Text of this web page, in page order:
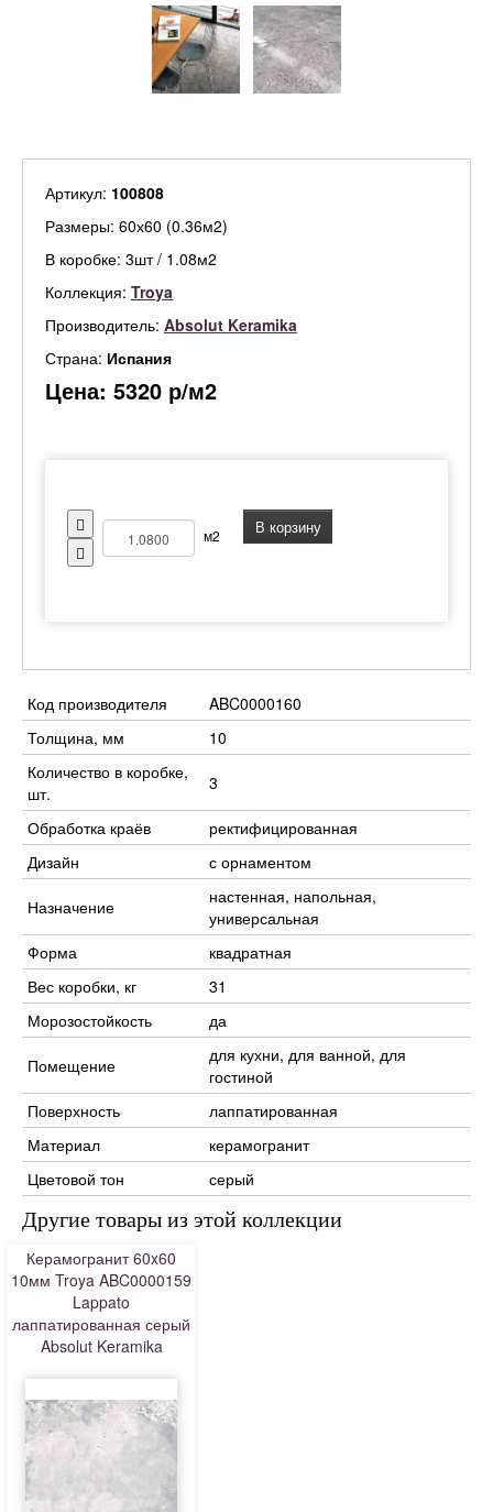
Артикул: 100808
Размеры: 60х60 (0.36м2)
В коробке: 3шт / 1.08м2
Коллекция: Troya
Производитель: Absolut Keramika
Страна: Испания
Цена: 5320 р/м2
м2 В корзину
Код производителя
ABC0000160
Толщина, мм
10
Количество в коробке,
шт.
3
Обработка краёв
ректифицированная
Дизайн
с орнаментом
Назначение
настенная, напольная,
универсальная
Форма
квадратная
Вес коробки, кг
31
Морозостойкость
да
Помещение
для кухни, для ванной, для
гостиной
Поверхность
лаппатированная
Материал
керамогранит
Цветовой тон
серый
Другие товары из этой коллекции
Керамогранит 60x60
10мм Troya ABC0000159
Lappato
лаппатированная серый
Absolut Keramika